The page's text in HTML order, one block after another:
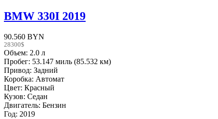
BMW 330I 2019
90.560 BYN
28300$
Объем: 2.0 л
Пробег: 53.147 миль (85.532 км)
Привод: Задний
Коробка: Автомат
Цвет: Красный
Кузов: Седан
Двигатель: Бензин
Год: 2019